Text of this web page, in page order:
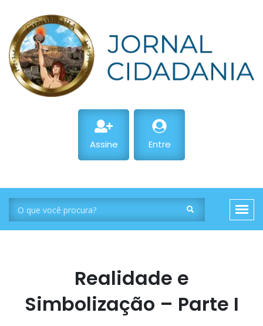
Assine Entre
Realidade e
Simbolização – Parte I